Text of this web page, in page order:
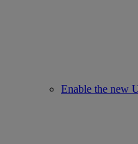
Enable the new